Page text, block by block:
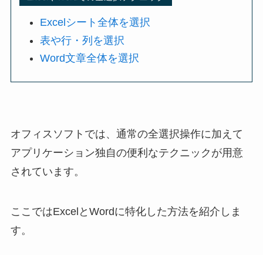
Excelシート全体を選択
表や行・列を選択
Word文章全体を選択
オフィスソフトでは、通常の全選択操作に加えて
アプリケーション独自の便利なテクニックが用意
されています。
ここではExcelとWordに特化した方法を紹介しま
す。